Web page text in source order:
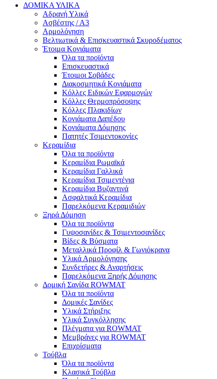
ΔΟΜΙΚΑ ΥΛΙΚΑ
Αδρανή Υλικά
Ασβέστης / Α3
Αρμολόγηση
Βελτιωτικά & Επισκευαστικά Σκυροδέματος
Έτοιμα Κονιάματα
Όλα τα προϊόντα
Επισκευαστικά
Έτοιμοι Σοβάδες
Διακοσμητικά Κονιάματα
Κόλλες Ειδικών Εφαρμογών
Κόλλες Θερμοπρόσοψης
Κόλλες Πλακιδίων
Κονιάματα Δαπέδου
Κονιάματα Δόμησης
Πατητές Τσιμεντοκονίες
Κεραμίδια
Όλα τα προϊόντα
Κεραμίδια Ρωμαϊκά
Κεραμίδια Γαλλικά
Κεραμίδια Τσιμεντένια
Κεραμίδια Βυζαντινά
Ασφαλτικά Κεραμίδια
Παρελκόμενα Κεραμιδιών
Ξηρά Δόμηση
Όλα τα προϊόντα
Γυψοσανίδες & Τσιμεντοσανίδες
Βίδες & Βύσματα
Μεταλλικά Προφίλ & Γωνιόκρανα
Υλικά Αρμολόγησης
Συνδετήρες & Αναρτήσεις
Παρελκόμενα Ξηρής Δόμησης
Δομική Σανίδα ROWMAT
Όλα τα προϊόντα
Δομικές Σανίδες
Υλικά Στήριξης
Υλικά Συγκόλλησης
Πλέγματα για ROWMAT
Μεμβράνες για ROWMAT
Επιχρίσματα
Τούβλα
Όλα τα προϊόντα
Κλασικά Τούβλα